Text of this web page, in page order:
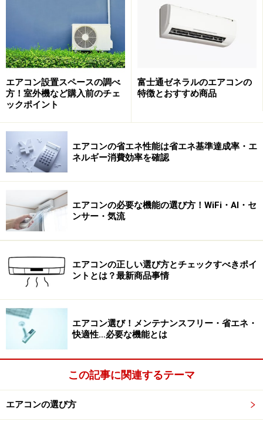
上：幅が小さい「Sシリーズ」／下：高さが低い「Zシリー
ズ」 カーテン周辺でも設置しやすいのがおすすめポイント
（画像：メーカーサイトより）
■標準タイプ：Vシリーズ・Rシリーズ・Jシリーズ
「Vシリーズ」は、同等クラスでは他社に比べ、
【APF6.5】と省エネ性が高いのが売り。ちなみに、省エ
がコンパクト。奥行き225mmと最薄！ このように、コ
ンパクトさは他社標準タイプで、省エネ性能は高性能タ
イプを実現してたのが、最大の武器と言えるでしょう。
「Rシリーズ」は高さが無く、「Jシリーズ」は薄さが自慢
また「Rシリーズ」は、手頃な価格で自動お掃除機能付
ーカーならではのこだわりを感じます。そして「Jシリ
ーズ」は、薄さが自慢。子供部屋や客間など、最上位機
種ではスペック過多という部屋におすすめのシリーズで
す。
エアコン設置スペースの調べ
方！室外機など購入前のチェ
ックポイント
富士通ゼネラルのエアコンの
特徴とおすすめ商品
エアコンの省エネ性能は省エネ基準達成率・エ
ネルギー消費効率を確認
エアコンの必要な機能の選び方！WiFi・AI・セ
ンサー・気流
エアコンの正しい選び方とチェックすべきポイ
ントとは？最新商品事情
エアコン選び！メンテナンスフリー・省エネ・
快適性…必要な機能とは
この記事に関連するテーマ
エアコンの選び方